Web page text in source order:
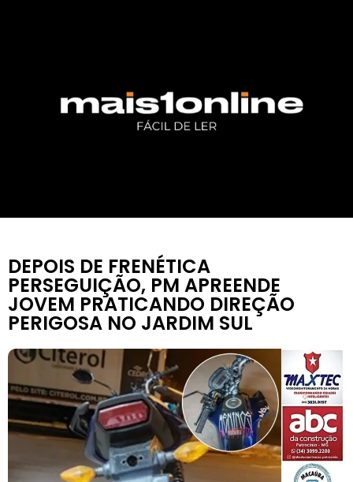
DEPOIS DE FRENÉTICA
PERSEGUIÇÃO, PM APREENDE
JOVEM PRATICANDO DIREÇÃO
PERIGOSA NO JARDIM SUL